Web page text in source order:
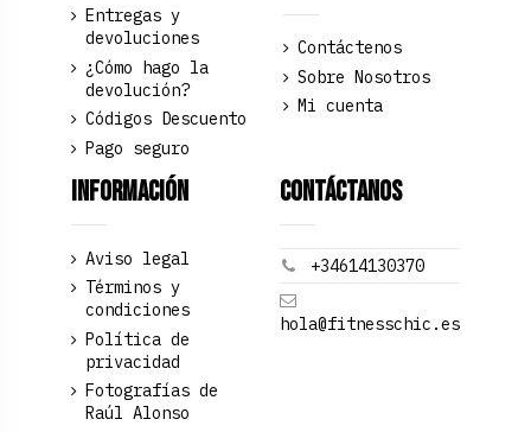
Entregas y
devoluciones
¿Cómo hago la
devolución?
Códigos Descuento
Pago seguro
Contáctenos
Sobre Nosotros
Mi cuenta
Información
Aviso legal
Términos y
condiciones
Política de
privacidad
Fotografías de
Raúl Alonso
Contáctanos
+34614130370
hola@fitnesschic.es